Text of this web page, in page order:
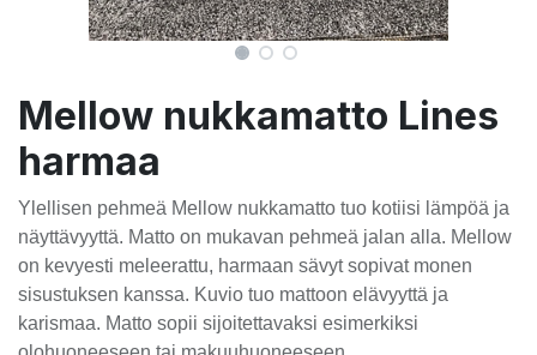
Mellow nukkamatto Lines
harmaa
Ylellisen pehmeä Mellow nukkamatto tuo kotiisi lämpöä ja
näyttävyyttä. Matto on mukavan pehmeä jalan alla. Mellow
on kevyesti meleerattu, harmaan sävyt sopivat monen
sisustuksen kanssa. Kuvio tuo mattoon elävyyttä ja
karismaa. Matto sopii sijoitettavaksi esimerkiksi